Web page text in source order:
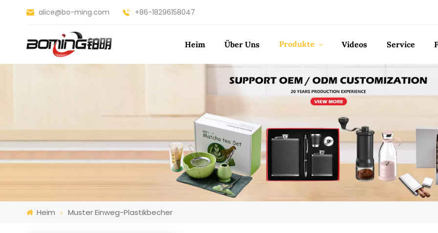
alice@bo-ming.com +86-18296158047
Heim Über Uns Produkte Videos Service
Heim Muster Einweg-Plastikbecher